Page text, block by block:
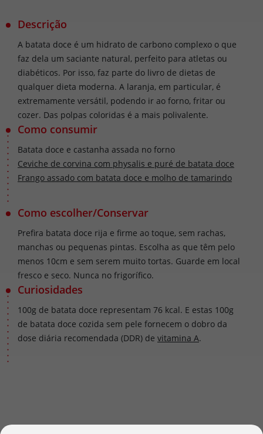
Descrição
A batata doce é um hidrato de carbono complexo o que
faz dela um saciante natural, perfeito para atletas ou
diabéticos. Por isso, faz parte do livro de dietas de
qualquer dieta moderna. A laranja, em particular, é
extremamente versátil, podendo ir ao forno, fritar ou
cozer. Das polpas coloridas é a mais polivalente.
Como consumir
Batata doce e castanha assada no forno
Ceviche de corvina com physalis e puré de batata doce
Frango assado com batata doce e molho de tamarindo
Como escolher/Conservar
Prefira batata doce rija e firme ao toque, sem rachas,
manchas ou pequenas pintas. Escolha as que têm pelo
menos 10cm e sem serem muito tortas. Guarde em local
fresco e seco. Nunca no frigorífico.
Curiosidades
100g de batata doce representam 76 kcal. E estas 100g
de batata doce cozida sem pele fornecem o dobro da
dose diária recomendada (DDR) de vitamina A.